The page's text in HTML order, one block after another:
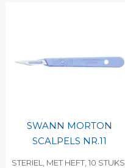
SWANN MORTON
SCALPELS NR.11
STERIEL, MET HEFT, 10 STUKS